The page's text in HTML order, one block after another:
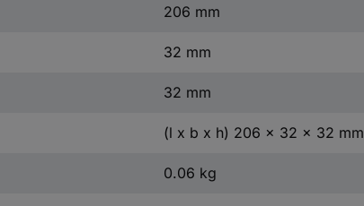
206 mm
32 mm
32 mm
(l x b x h) 206 x 32 x 32 mm
0.06 kg